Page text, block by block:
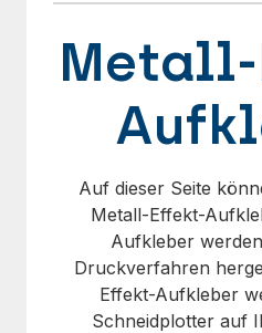
Auf dieser Seite
Metall-Effekt-
Aufkleber
Druckverfahren
Effekt-Aufkleber
Schneidplotter auf